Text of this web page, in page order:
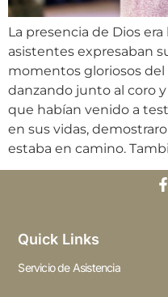
La presencia de Dios
asistentes expresaban
momentos gloriosos del
danzando junto al coro
que habían venido a
en sus vidas,
estaba en camino.
Quick Links
Servicio de Asistencia